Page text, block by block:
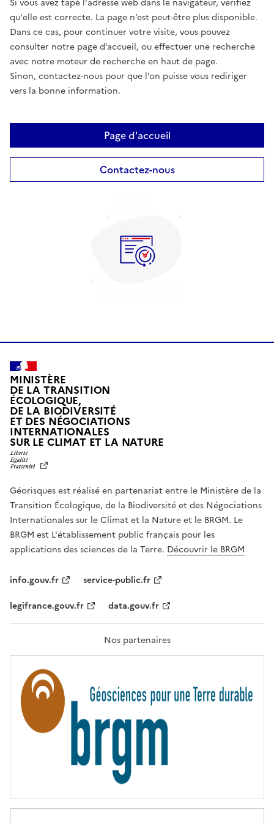
Si vous avez tapé l'adresse web dans le navigateur, vérifiez
qu'elle est correcte. La page n’est peut-être plus disponible.
Dans ce cas, pour continuer votre visite, vous pouvez
consulter notre page d’accueil, ou effectuer une recherche
avec notre moteur de recherche en haut de page.
Sinon, contactez-nous pour que l’on puisse vous rediriger
vers la bonne information.
Page d'accueil
Contactez-nous
MINISTÈRE
DE LA TRANSITION
ÉCOLOGIQUE,
DE LA BIODIVERSITÉ
ET DES NÉGOCIATIONS
INTERNATIONALES
SUR LE CLIMAT ET LA NATUREL
T
É
,
É
G
A
L
F
A
T
R
T
É
Géorisques est réalisé en partenariat entre le Ministère de la
Transition Écologique, de la Biodiversité et des Négociations
Internationales sur le Climat et la Nature et le BRGM. Le
BRGM est L'établissement public français pour les
applications des sciences de la Terre. Découvrir le BRGM
info.gouv.fr
service-public.fr
legifrance.gouv.fr
data.gouv.fr
Nos partenaires